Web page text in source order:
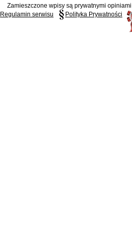
Zamieszczone wpisy są prywatnymi
Regulamin serwisu
Polityka Prywatności